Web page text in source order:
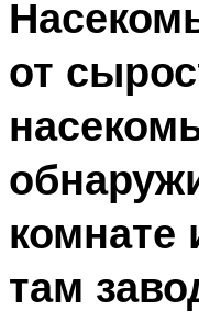
от
комнате
там